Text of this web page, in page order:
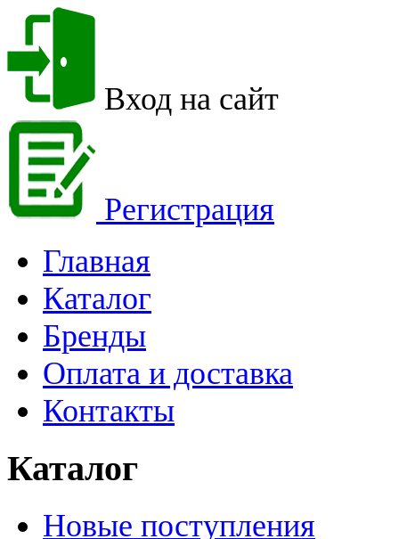
Вход на сайт
Регистрация
Главная
Каталог
Бренды
Оплата и доставка
Контакты
Каталог
Новые поступления